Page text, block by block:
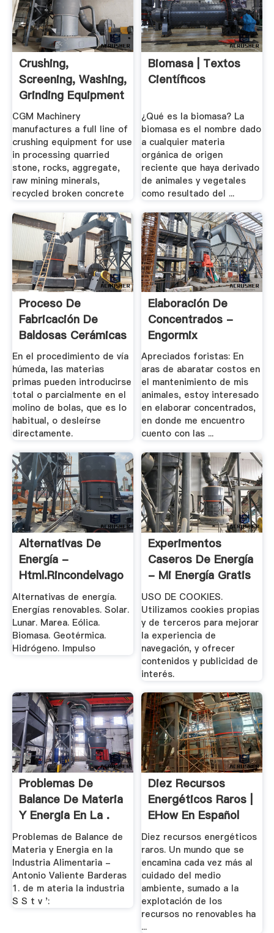
Crushing,
Screening, Washing,
Grinding Equipment
.
CGM Machinery
manufactures a full line of
crushing equipment for use
in processing quarried
stone, rocks, aggregate,
raw mining minerals,
recycled broken concrete
Biomasa | Textos
Científicos
¿Qué es la biomasa? La
biomasa es el nombre dado
a cualquier materia
orgánica de origen
reciente que haya derivado
de animales y vegetales
como resultado del ...
Proceso De
Fabricación De
Baldosas Cerámicas
...
En el procedimiento de vía
húmeda, las materias
primas pueden introducirse
total o parcialmente en el
molino de bolas, que es lo
habitual, o desleírse
directamente.
Elaboración De
Concentrados -
Engormix
Apreciados foristas: En
aras de abaratar costos en
el mantenimiento de mis
animales, estoy interesado
en elaborar concentrados,
en donde me encuentro
cuento con las ...
Alternativas De
Energía -
Html.rincondelvago
Alternativas de energía.
Energías renovables. Solar.
Lunar. Marea. Eólica.
Biomasa. Geotérmica.
Hidrógeno. Impulso
Experimentos
Caseros De Energía
- Mi Energía Gratis
USO DE COOKIES.
Utilizamos cookies propias
y de terceros para mejorar
la experiencia de
navegación, y ofrecer
contenidos y publicidad de
interés.
Problemas De
Balance De Materia
Y Energia En La .
Problemas de Balance de
Materia y Energia en la
Industria Alimentaria -
Antonio Valiente Barderas
1. de m ateria la industria
S S t v ':
Diez Recursos
Energéticos Raros |
EHow En Español
Diez recursos energéticos
raros. Un mundo que se
encamina cada vez más al
cuidado del medio
ambiente, sumado a la
explotación de los
recursos no renovables ha
...